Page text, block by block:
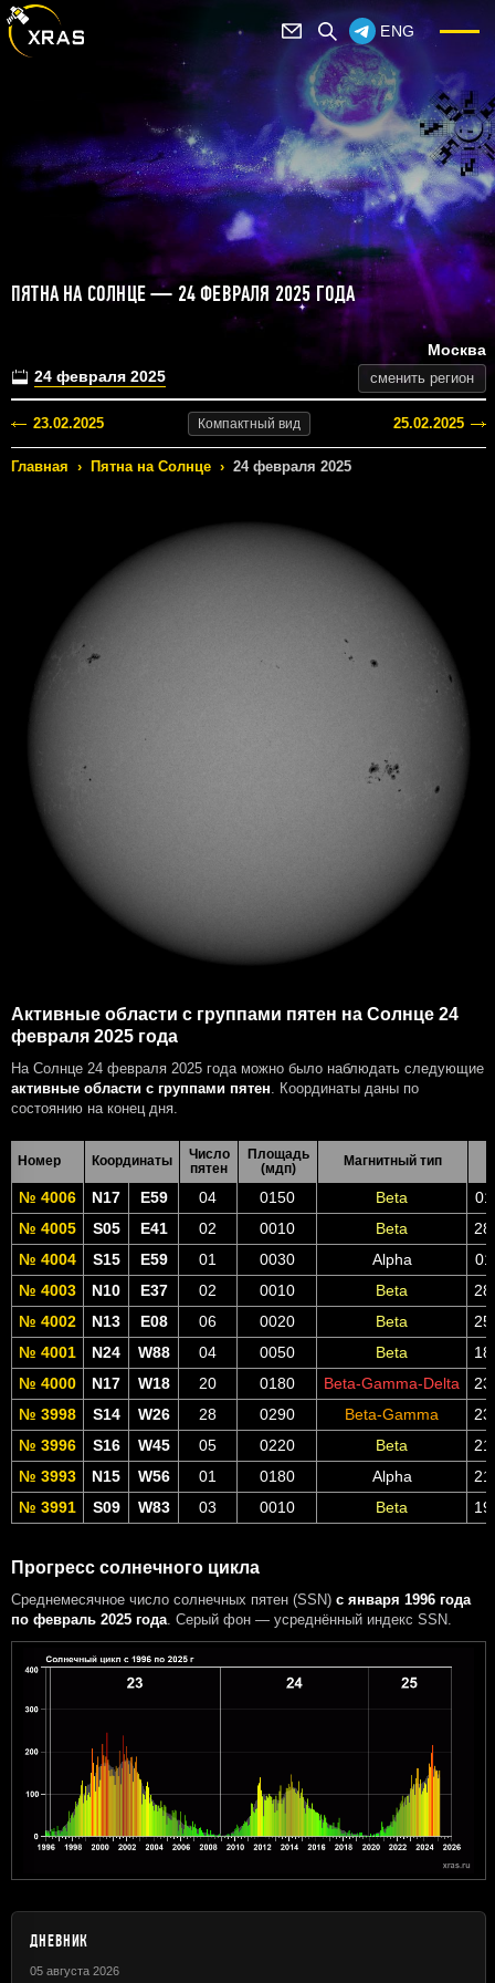
ENG
ПЯТНА НА СОЛНЦЕ — 24 ФЕВРАЛЯ 2025 ГОДА
24 февраля 2025
Москва
сменить регион
23.02.2025 Компактный вид 25.02.2025
Главная › Пятна на Солнце › 24 февраля 2025
Активные области с группами пятен на Солнце 24
февраля 2025 года
На Солнце 24 февраля 2025 года можно было наблюдать следующие
активные области с группами пятен . Координаты даны по
состоянию на конец дня.
Номер Координаты
Число
пятен
Площадь
(мдп)
Магнитный тип
№ 4006 N17 E59 04 0150 Beta
№ 4005
S05 E41 02 0010 Beta
№ 4004
S15 E59 01 0030 Alpha
№ 4003
N10 E37 02 0010 Beta
№ 4002
N13 E08 06 0020 Beta
№ 4001
N24 W88 04 0050 Beta
№ 4000
N17 W18 20 0180 Beta-Gamma-Delta
№ 3998
S14 W26 28 0290 Beta-Gamma
№ 3996
S16 W45 05 0220 Beta
№ 3993
N15 W56 01 0180 Alpha
№ 3991
S09 W83 03 0010 Beta
Прогресс солнечного цикла
Среднемесячное число солнечных пятен (SSN) с января 1996 года
по февраль 2025 года . Серый фон — усреднённый индекс SSN.
ДНЕВНИК
05 августа 2026